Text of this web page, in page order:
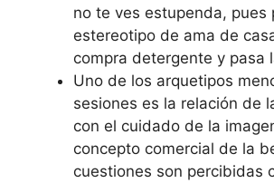
no te ves estupenda, pues
estereotipo de ama de
compra detergente y pasa
Uno de los arquetipos
sesiones es la relación de
con el cuidado de la
concepto comercial de la
cuestiones son percibidas